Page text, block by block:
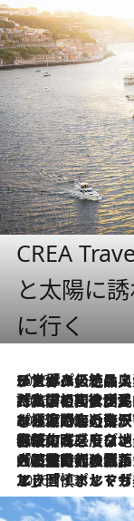
CREA
と太陽に
に行く
2026.8.8
リスボンの絶品スイーツ「パステル・デ・ナタ」とは？ポルトガル伝統の奥深い世界へ
2026.7.27
「私の祖国はポルトガル語です」国民的詩人フェルナンド・ペソアと、彼が愛した文学の街を歩く
2026.7.26
ポルトガル近海が育む極上の海の幸。キリリと冷えた白ワインと愉しむ、シーフード専門店の贅沢
2026.7.22
伝統の味をモダンに昇華。高感度な地元客が集う、リスボンの最旬ガストロノミー
2026.7.21
大航海時代の栄華から、震災、独裁、そして革命へ。ポルトガル・首都リスボンの石畳に刻まれた「歴史の光と影」
2026.7.13
エッセイ・ヤマザキマリ「慎ましくも美しき国 ポルトガル」